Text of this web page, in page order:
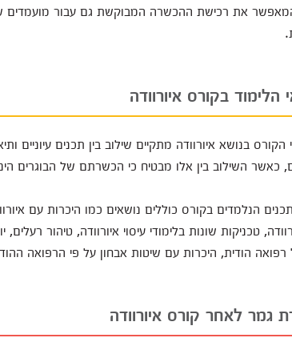
את רכישת ההכשרה המבוקשת גם עבור מועמדים
הלימוד בקורס איורוודה
בנושא איורוודה מתקיים שילוב בין תכנים עיוניים
כאשר השילוב בין אלו מבטיח כי הכשרתם של הבוגרים
הנלמדים בקורס כוללים נושאים כמו היכרות עם
טכניקות שונות בלימודי עיסוי איורוודה, טיהור
רפואה הודית, היכרות עם שיטות אבחון על פי הרפואה
גמר לאחר קורס איורוודה